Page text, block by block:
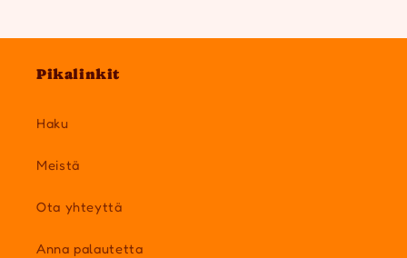
Pikalinkit
Haku
Meistä
Ota yhteyttä
Anna palautetta